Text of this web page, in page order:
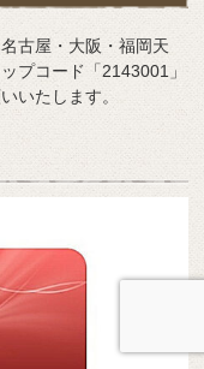
名古屋・大阪・福岡天
プコード「2143001」
いたします。